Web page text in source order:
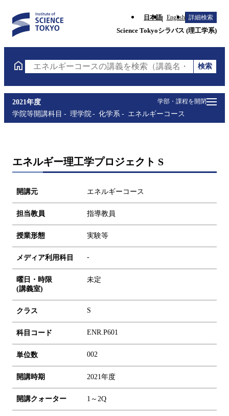
日本語 English 詳細検索
Science Tokyoシラバス (理工学系)
エネルギーコースの講義を検索（講義名・科目コード
検索
学部・課程を開閉
2021年度
学院等開講科目
理学院 化学系 エネルギーコース
エネルギー理工学プロジェクト S
開講元 エネルギーコース
担当教員 指導教員
授業形態 実験等
メディア利用科目 -
曜日・時限
(講義室)
未定
クラス S
科目コード ENR.P601
単位数 002
開講時期 2021年度
開講クォーター 1～2Q